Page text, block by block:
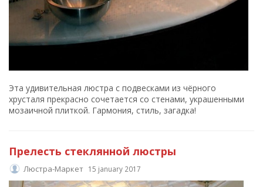
Эта удивительная люстра с подвесками из чёрного
хрусталя прекрасно сочетается со стенами, украшенными
мозаичной плиткой. Гармония, стиль, загадка!
Прелесть стеклянной люстры
Люстра-Маркет 15 january 2017